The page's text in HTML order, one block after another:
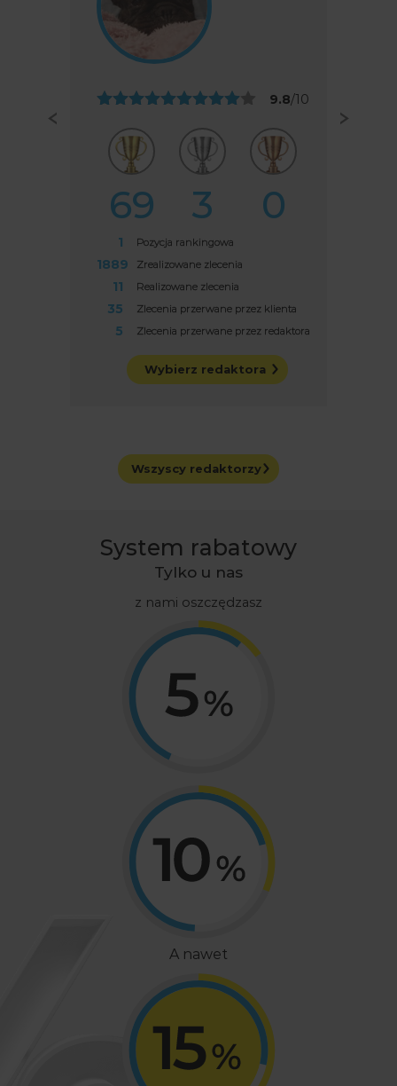
9.6/10
46 8 4
2 Pozycja rankingowa
3185 Zrealizowane zlecenia
12 Realizowane zlecenia
206 Zlecenia przerwane przez klienta
5 Zlecenia przerwane przez redaktora
Wybierz redaktora
Wszyscy redaktorzy
System rabatowy
Tylko u nas
z nami oszczędzasz
A nawet